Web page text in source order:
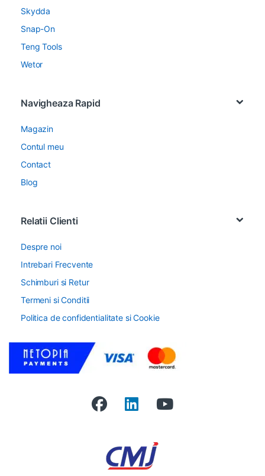
Skydda
Snap-On
Teng Tools
Wetor
Navigheaza Rapid
Magazin
Contul meu
Contact
Blog
Relatii Clienti
Despre noi
Intrebari Frecvente
Schimburi si Retur
Termeni si Conditii
Politica de confidentialitate si Cookie